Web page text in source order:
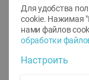
Для удобства
cookie. Нажимая
нами файлов
обработки
Настроить